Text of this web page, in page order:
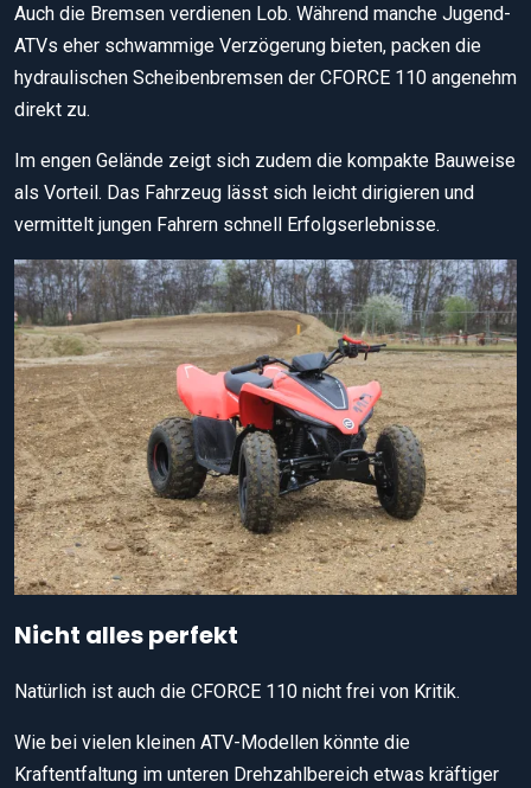
Auch die Bremsen verdienen Lob. Während manche Jugend-
ATVs eher schwammige Verzögerung bieten, packen die
hydraulischen Scheibenbremsen der CFORCE 110 angenehm
direkt zu.
Im engen Gelände zeigt sich zudem die kompakte Bauweise
als Vorteil. Das Fahrzeug lässt sich leicht dirigieren und
vermittelt jungen Fahrern schnell Erfolgserlebnisse.
Nicht alles perfekt
Natürlich ist auch die CFORCE 110 nicht frei von Kritik.
Wie bei vielen kleinen ATV-Modellen könnte die
Kraftentfaltung im unteren Drehzahlbereich etwas kräftiger